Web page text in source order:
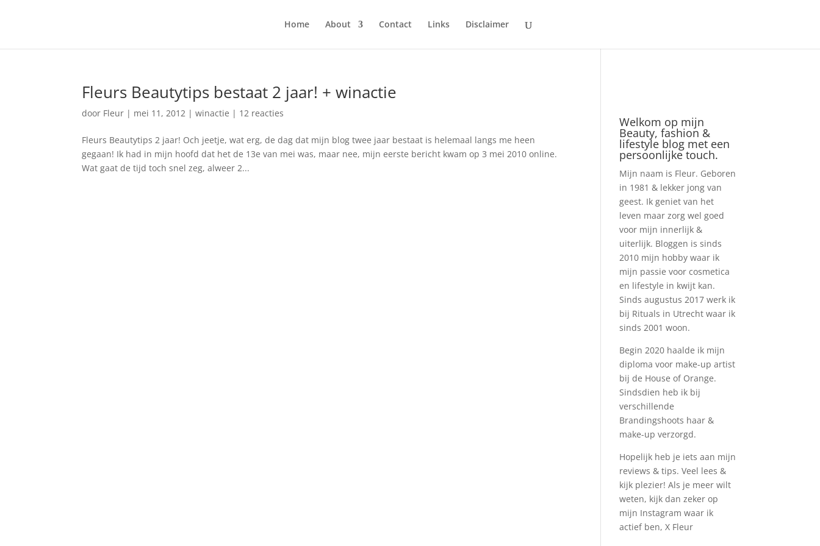
Home About Contact Links Disclaimer
Fleurs Beautytips bestaat 2 jaar! + winactie
door Fleur | mei 11, 2012 |winactie | 12 reacties
Fleurs Beautytips 2 jaar! Och jeetje, wat erg, de dag dat mijn blog twee jaar bestaat is helemaal langs me heen
gegaan! Ik had in mijn hoofd dat het de 13e van mei was, maar nee, mijn eerste bericht kwam op 3 mei 2010 online.
Wat gaat de tijd toch snel zeg, alweer 2...
Welkom op mijn
Beauty, fashion &
lifestyle blog met een
persoonlijke touch.
Mijn naam is Fleur. Geboren
in 1981 & lekker jong van
geest. Ik geniet van het
leven maar zorg wel goed
voor mijn innerlijk &
uiterlijk. Bloggen is sinds
2010 mijn hobby waar ik
mijn passie voor cosmetica
en lifestyle in kwijt kan.
Sinds augustus 2017 werk ik
bij Rituals in Utrecht waar ik
sinds 2001 woon.
Begin 2020 haalde ik mijn
diploma voor make-up artist
bij de House of Orange.
Sindsdien heb ik bij
verschillende
Brandingshoots haar &
make-up verzorgd.
Hopelijk heb je iets aan mijn
reviews & tips. Veel lees &
kijk plezier! Als je meer wilt
weten, kijk dan zeker op
mijn Instagram waar ik
actief ben, X Fleur